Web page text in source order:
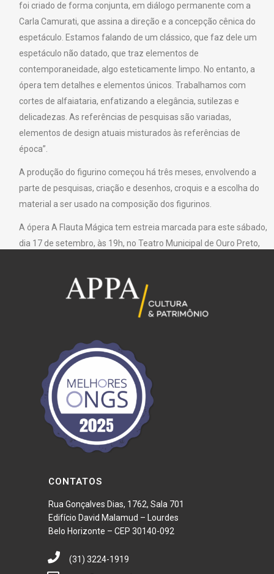
foi criado de forma conjunta, em diálogo permanente com a
Carla Camurati, que assina a direção e a concepção cênica do
espetáculo. Estamos falando de um clássico, que faz dele um
espetáculo não datado, que traz elementos de
contemporaneidade, algo esteticamente limpo. No entanto, a
ópera tem detalhes e elementos únicos. Trabalhamos com
cortes de alfaiataria, enfatizando a elegância, sutilezas e
delicadezas. As referências de pesquisas são variadas,
elementos de design atuais misturados às referências de
época”.
A produção do figurino começou há três meses, envolvendo a
parte de pesquisas, criação e desenhos, croquis e a escolha do
material a ser usado na composição dos figurinos.
A ópera A Flauta Mágica tem estreia marcada para este sábado,
dia 17 de setembro, às 19h, no Teatro Municipal de Ouro Preto,
No dia 22 de setembro, a ópera estreia no Grande Teatro Cemig
Palácio das Artes, em Belo Horizonte, às 20h, ficando em cartaz
CONTATOS
Rua Gonçalves Dias, 1762, Sala 701
Edifício David Malamud – Lourdes
Belo Horizonte – CEP 30140-092
(31) 3224-1919